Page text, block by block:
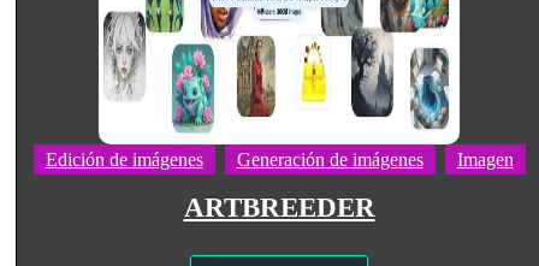
Edición de imágenes Generación de imágenes Imagen
ARTBREEDER